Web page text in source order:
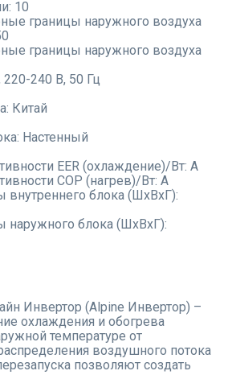
10
границы наружного воздуха
границы наружного воздуха
220-240 В, 50 Гц
Китай
Настенный
EER (охлаждение)/Вт: A
COP (нагрев)/Вт: A
внутреннего блока (ШхВхГ):
наружного блока (ШхВхГ):
Инвертор (Alpine Инвертор) –
охлаждения и обогрева
температуре от
воздушного потока
позволяют создать